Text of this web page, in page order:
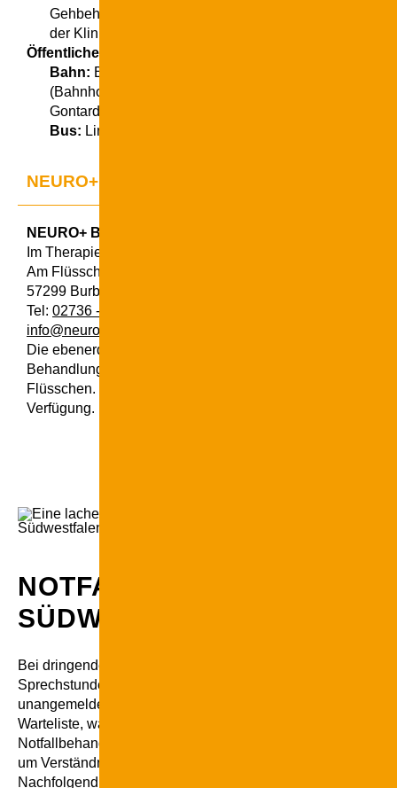
Gehbehinderte Patienten gelangen barrierefrei vom
der Klinik zu den Praxisräumen auf der gleichen Ebene
Öffentliche Verkehrsanbindung
Bahn: Bahnhof Bad Berleburg, dann ca. 15 Minuten
(Bahnhofstraße - Sählingstraße - An der
Gontardslust)
Bus: Linie L190
NEURO+ Burbach
NEURO+ Burbach
Im Therapiezentrum am Flüsschen
Am Flüsschen 12
57299 Burbach
Tel: 02736 - 4289910
info@neuro-suedwestfalen.de
Die ebenerdig und barrierefrei erreichbaren Ordinations-
Behandlungsräume befinden sich in Räumen der
Flüsschen. Vor dem Gebäude stehen ausreichend
Verfügung.
NOTFALLTERMINE BEI
SÜDWESTFALEN
Bei dringendem Bedarf kann der vorbehandelnde Arzt
Sprechstunde anmelden, um eine bessere Planung zu
unangemeldeten Notfällen entscheidet der Arzt nach
Warteliste, wann eine Behandlung erfolgen kann.
Notfallbehandlungen können zu längeren Wartezeiten
um Verständnis.
Nachfolgend findest Du alle Informationen zu den